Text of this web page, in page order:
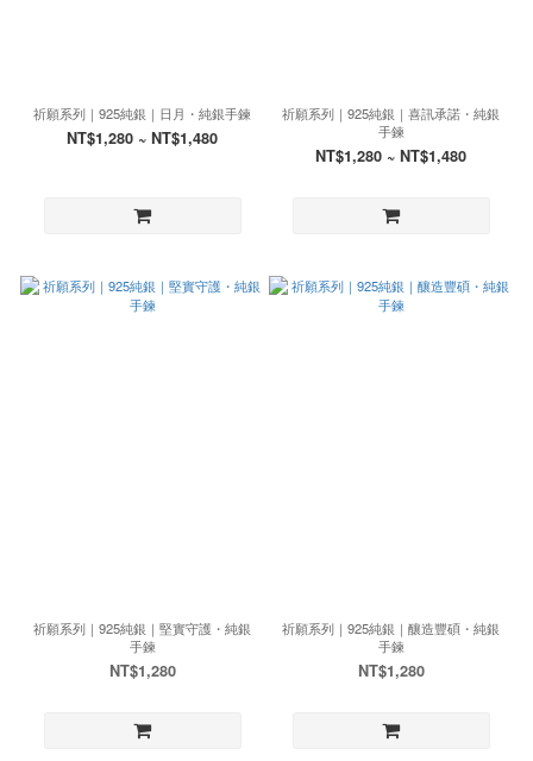
祈願系列｜925純銀｜日月・純銀手鍊
NT$1,280 ~ NT$1,480
祈願系列｜925純銀｜喜訊承諾・純銀
手鍊
NT$1,280 ~ NT$1,480
祈願系列｜925純銀｜堅實守護・純銀
手鍊
NT$1,280
祈願系列｜925純銀｜釀造豐碩・純銀
手鍊
NT$1,280